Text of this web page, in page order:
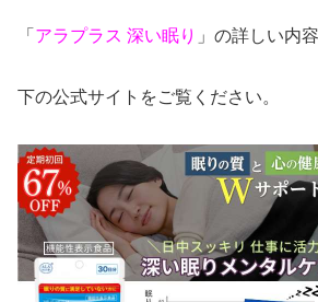
「 アラプラス 深い眠り 」の詳しい内
下の公式サイトをご覧ください。